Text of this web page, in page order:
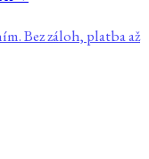
Bez záloh, platba až